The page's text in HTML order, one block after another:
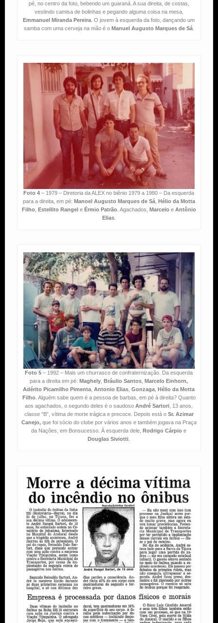
pé, no centro da foto, bebendo um guaraná. A sua direita, de costas,
vestindo camisa de bolinhas e pegando alguma coisa na mesa,
Emmanuel Miranda Pereira . O jovem à esquerda da foto, dançando um
samba com uma cerveja na mão é o Manuel Augusto Marques de Sá.
Foto 4 – 1979 – Diretoria da ALEX no biênio 1979 a 1980 – Da esquerda
para a direita, em pé: Manoel Augusto Marques de Sá, Hélio da Motta
Filho, Estellito Rangele Érmio Patrão. Agachados, Marceloe Antônio
Elias.
Foto 5 – 1992 – Mais um churrasco de confraternização. Da esquerda
para a direita em pé:Maghely ,Bráulio Santos ,Marcelo Einhorn,
Adérito Picamilho Pimenta ,Antonio Elias ,Gonzaga ,Hélio da Motta
Filho. Alguém sabe quem é a pessoa de barbas, em pé à direita? Quanto
aos agachados, o segundo deles é o saudosoAndré Sartori , 13 anos,
classe “B”, vítima de morte trágica e precoce. Depois está o Sr. Azimar
Canejo,que foi sócio do clube por vários anos e também jogava na Praça
da Nações, em Bonsucesso. À esquerda dele,Rodrigo Cárpio e
Douglas Siviotti